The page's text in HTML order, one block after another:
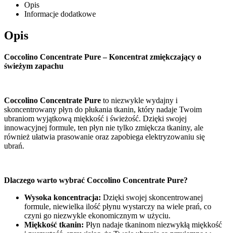
Opis
Informacje dodatkowe
Opis
Coccolino Concentrate Pure – Koncentrat zmiękczający o
świeżym zapachu
Coccolino Concentrate Pure to niezwykle wydajny i
skoncentrowany płyn do płukania tkanin, który nadaje Twoim
ubraniom wyjątkową miękkość i świeżość. Dzięki swojej
innowacyjnej formule, ten płyn nie tylko zmiękcza tkaniny, ale
również ułatwia prasowanie oraz zapobiega elektryzowaniu się
ubrań.
Dlaczego warto wybrać Coccolino Concentrate Pure?
Wysoka koncentracja: Dzięki swojej skoncentrowanej
formule, niewielka ilość płynu wystarczy na wiele prań, co
czyni go niezwykle ekonomicznym w użyciu.
Miękkość tkanin: Płyn nadaje tkaninom niezwykłą miękkość